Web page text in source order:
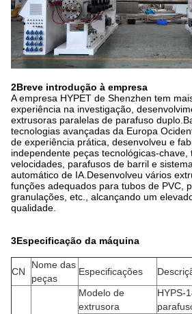
2Breve introdução à empresa
A empresa HYPET de Shenzhen tem
experiência na investigação,
extrusoras paralelas de parafuso
tecnologias avançadas da Europa
de experiência prática, desenvolveu e
independente peças tecnológicas-chave,
velocidades, parafusos de barril e
automático de IA.Desenvolveu vários
funções adequados para tubos de PVC,
granulações, etc., alcançando um
qualidade.
3Especificação da máquina
CN
Nome das
peças
Especificações
Modelo de
extrusora
HYPS-